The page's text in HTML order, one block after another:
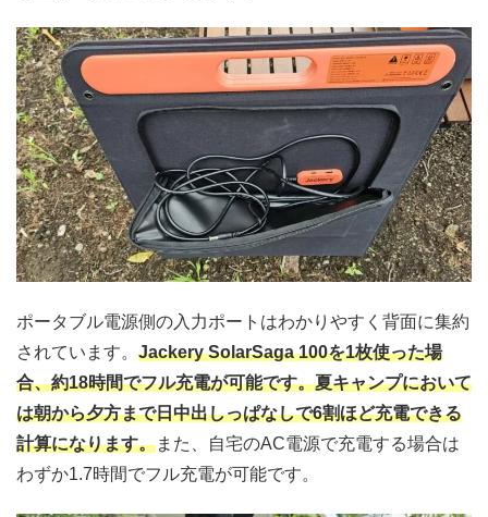
ポータブル電源側の入力ポートはわかりやすく背面に集約
されています。 Jackery SolarSaga 100を1枚使った場
合、約18時間でフル充電が可能です。夏キャンプにおいて
は朝から夕方まで日中出しっぱなしで6割ほど充電できる
計算になります。また、自宅のAC電源で充電する場合は
わずか1.7時間でフル充電が可能です。